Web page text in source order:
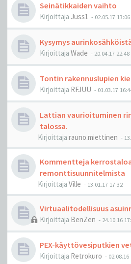
Seinätikkaiden vaihto
Kirjoittaja Juss1 - 02.05.17 13:06
Kysymys
Kirjoittaja Wade - 20.04.17 22:48
Tontin rakennuslupien
Kirjoittaja RFJUU - 01.03.17
Lattian vaurioituminen
talossa.
Kirjoittaja rauno.miettinen -
Kommentteja
remonttisuunnitelmista
Kirjoittaja Ville - 13.01.17 17:32
Virtuaalitodellisuus
Kirjoittaja BenZen - 24.10.16
PEX-käyttövesiputkien
Kirjoittaja Retrokuro - 02.08.16